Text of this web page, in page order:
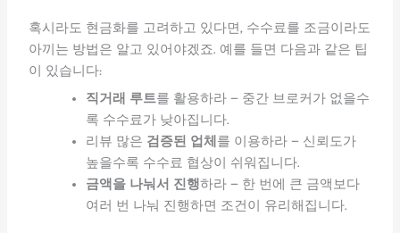
혹시라도 현금화를 고려하고 있다면, 수수료를 조금이라도
아끼는 방법은 알고 있어야겠죠. 예를 들면 다음과 같은 팁
이 있습니다:
직거래 루트를 활용하라 – 중간 브로커가 없을수
록 수수료가 낮아집니다.
리뷰 많은 검증된 업체 를 이용하라 – 신뢰도가
높을수록 수수료 협상이 쉬워집니다.
금액을 나눠서 진행하라 – 한 번에 큰 금액보다
여러 번 나눠 진행하면 조건이 유리해집니다.